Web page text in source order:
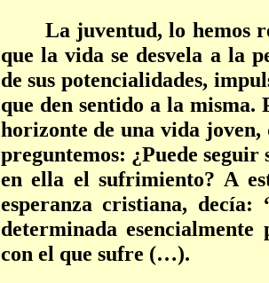
La juventud, lo hemos
que la vida se desvela a la
de sus potencialidades,
que den sentido a la misma.
horizonte de una vida joven,
preguntemos: ¿Puede
en ella el sufrimiento? A
esperanza cristiana,
determinada
con el que sufre (…).